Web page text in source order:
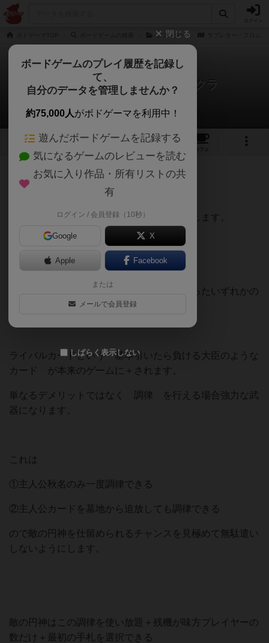
ラブレター
ラブレター・フロム・ヨザクラ
ボドゲを楽しむ会さんのレビュー
6 4
カフェ
188名 1名 0 約6年前
フロム夜桜版 意外と敵と味方の力が拮抗します。
解説します。
仲間チームはそれぞれ一度使える能力を持ったいずれかの
キャラが割り振られます。
ライバルカードという 基本引いたら負ける大臣のような
カード が本来のゲームに＋されます。
単なるデメリットではなく 調律 を行える場合強力な武
器になります。
これは
①主人公秋名のみ一度調律できる
②主人公カードを墓地から追放しても調律できる
ので敵の円神を仕留められるチャンスを見極めて無駄遣い
しないようにします。
敵の円神はこの調律を使い放題＋残機が味方プレイヤーの
数だけ＋最初の手札を選択できる
閉じる
ボードゲームのプレイ履歴を記録し
て、
自分のデータを管理しませんか？
約75,000人がボドゲーマを利用中！
遊んだボードゲームを記録する
気になるゲームのレビューを読む
お気に入り作品・所有リストの共
有
ログイン / 会員登録（10秒）
Google X
Apple Facebook
または
メールで会員登録
しばらく表示しない